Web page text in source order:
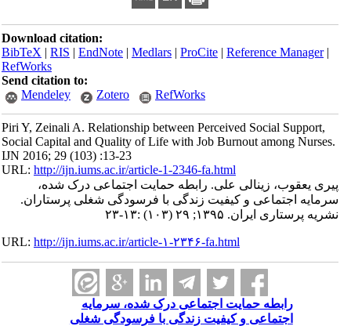
Download citation:
BibTeX|RIS|EndNote|Medlars|ProCite|Reference Manager
RefWorks
Send citation to:
Mendeley
Zotero RefWorks
Piri Y, Zeinali A. Relationship between Perceived Social Support,
Social Capital and Quality of Life with Job Burnout among Nurses.
IJN 2016; 29 (103) :13-23
URL:http://ijn.iums.ac.ir/article-1-2346-fa.html
پیری یعقوب، زینالی علی. رابطه حمایت اجتماعی درک شده،
سرمایه اجتماعی و کیفیت زندگی با فرسودگی شغلی پرستاران.
نشریه پرستاری ایران. ۱۳۹۵; ۲۹ (۱۰۳) :۱۳-۲۳
URL:http://ijn.iums.ac.ir/article-۱-۲۳۴۶-fa.html
رابطه حمایت اجتماعی درک شده، سرمایه
اجتماعی و کیفیت زندگی با فرسودگی شغلی